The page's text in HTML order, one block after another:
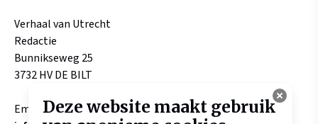
Verhaal van Utrecht
Redactie
Bunnikseweg 25
3732 HV DE BILT
Email:Deze website maakt gebruik